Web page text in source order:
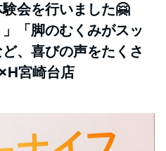
会を行いました🤗
」「脚のむくみがスッ
、喜びの声をたくさ
宮崎台店